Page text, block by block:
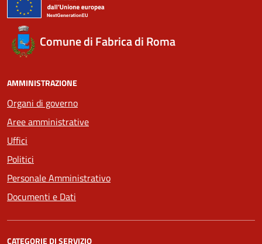
Comune di Fabrica di Roma
AMMINISTRAZIONE
Organi di governo
Aree amministrative
Uffici
Politici
Personale Amministrativo
Documenti e Dati
CATEGORIE DI SERVIZIO